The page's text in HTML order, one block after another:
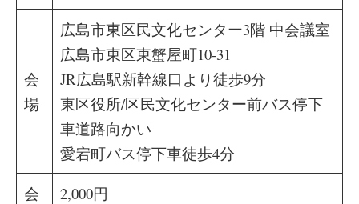
会
場
広島市東区民文化センター3階 中会議室
広島市東区東蟹屋町10-31
JR広島駅新幹線口より徒歩9分
東区役所/区民文化センター前バス停下
車道路向かい
愛宕町バス停下車徒歩4分
会
2,000円